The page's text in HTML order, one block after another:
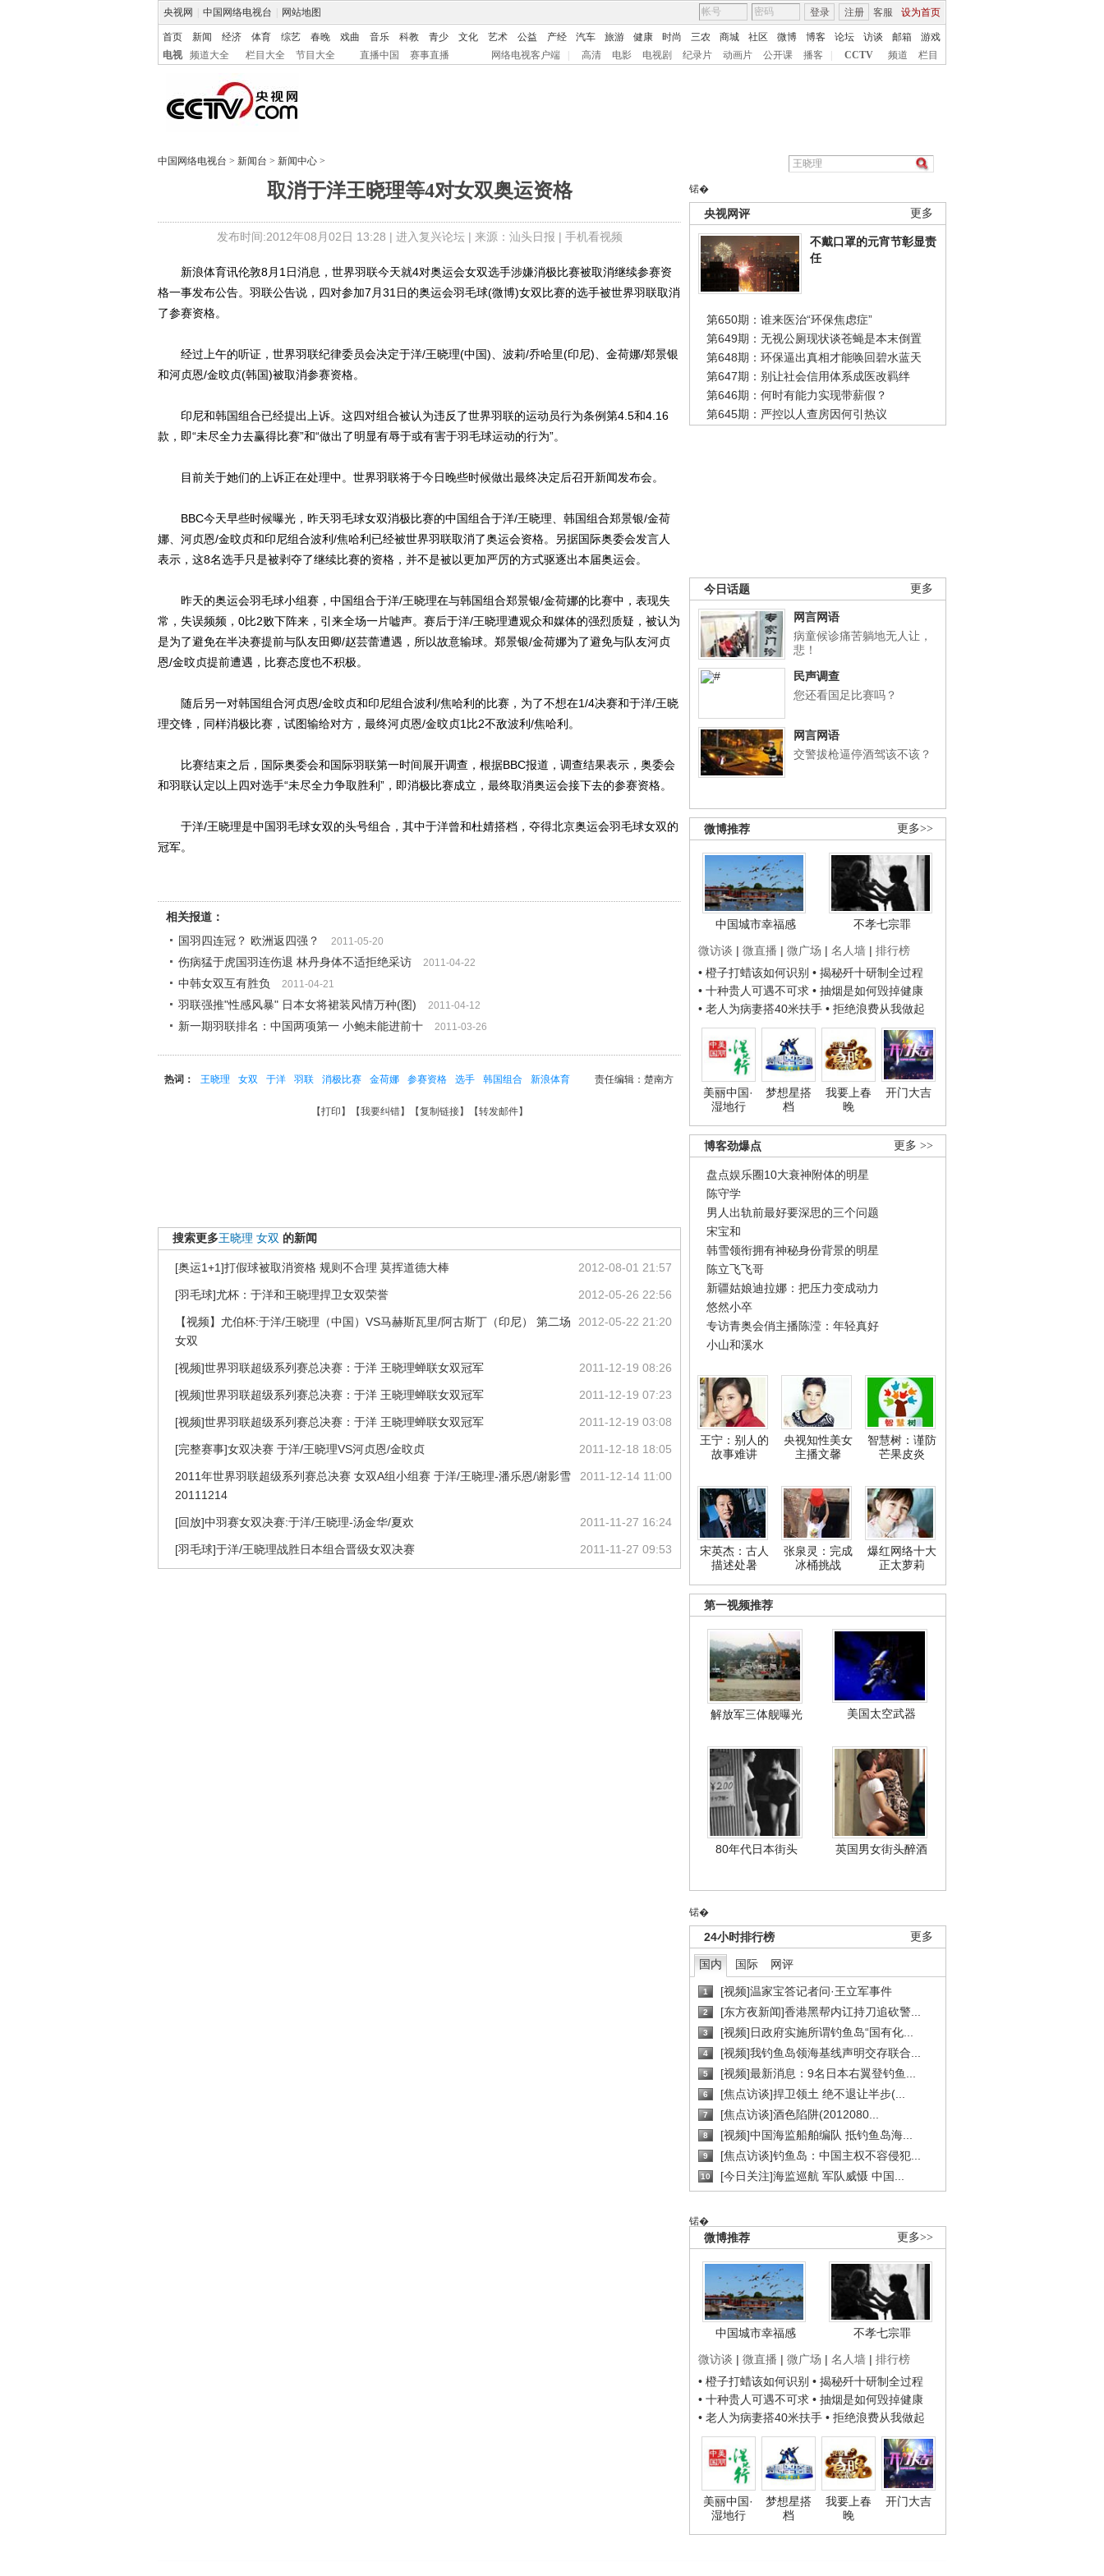
央视网 中国网络电视台 网站地图 客服 设为首页
登录 注册
首页 新闻 经济 体育 综艺 春晚 戏曲 音乐 科教 青少 文化 艺术 公益 产经 汽车 旅游 健康 时尚 三农 商城 社区 微博 博客 论坛 访谈 邮箱
游戏
电视
频道大全 栏目大全 节目大全 直播中国 赛事直播 网络电视客户端 高清 电影 电视剧 纪录片 动画片 公开课 播客 CCTV 频道 栏目
中国网络电视台 > 新闻台 > 新闻中心 >
取消于洋王晓理等4对女双奥运资格
发布时间:2012年08月02日 13:28 | 进入复兴论坛| 来源：汕头日报 | 手机看视频
锘�
更多
央视网评
不戴口罩的元宵节彰显责
任
第650期：谁来医治“环保焦虑症”
第649期：无视公厕现状谈苍蝇是本末倒置
第648期：环保逼出真相才能唤回碧水蓝天
第647期：别让社会信用体系成医改羁绊
第646期：何时有能力实现带薪假？
第645期：严控以人查房因何引热议
更多
今日话题
网言网语
病童候诊痛苦躺地无人让，
悲！
民声调查
您还看国足比赛吗？
网言网语
交警拔枪逼停酒驾该不该？
更多>>
微博推荐
中国城市幸福感
不孝七宗罪
微访谈 | 微直播 | 微广场 | 名人墙 | 排行榜
• 橙子打蜡该如何识别 • 揭秘歼十研制全过程
• 十种贵人可遇不可求 • 抽烟是如何毁掉健康
• 老人为病妻搭40米扶手 • 拒绝浪费从我做起
美丽中国·
湿地行
梦想星搭
档
我要上春
晚
开门大吉
更多 >>
博客劲爆点
盘点娱乐圈10大衰神附体的明星
陈守学
男人出轨前最好要深思的三个问题
宋宝和
韩雪领衔拥有神秘身份背景的明星
陈立飞飞哥
新疆姑娘迪拉娜：把压力变成动力
悠然小卒
专访青奥会俏主播陈滢：年轻真好
小山和溪水
王宁：别人的
故事难讲
央视知性美女
主播文馨
智慧树：谨防
芒果皮炎
宋英杰：古人
描述处暑
张泉灵：完成
冰桶挑战
爆红网络十大
正太萝莉
第一视频推荐
解放军三体舰曝光 美国太空武器
80年代日本街头 英国男女街头醉酒
锘�
更多
24小时排行榜
国内 国际 网评
1 [视频]温家宝答记者问·王立军事件
2 [东方夜新闻]香港黑帮内讧持刀追砍警...
3 [视频]日政府实施所谓钓鱼岛“国有化...
4 [视频]我钓鱼岛领海基线声明交存联合...
5 [视频]最新消息：9名日本右翼登钓鱼...
6 [焦点访谈]捍卫领土 绝不退让半步(...
7 [焦点访谈]酒色陷阱(2012080...
8 [视频]中国海监船舶编队 抵钓鱼岛海...
9 [焦点访谈]钓鱼岛：中国主权不容侵犯...
10 [今日关注]海监巡航 军队威慑 中国...
锘�
更多>>
微博推荐
中国城市幸福感
不孝七宗罪
微访谈 | 微直播 | 微广场 | 名人墙 | 排行榜
• 橙子打蜡该如何识别 • 揭秘歼十研制全过程
• 十种贵人可遇不可求 • 抽烟是如何毁掉健康
• 老人为病妻搭40米扶手 • 拒绝浪费从我做起
美丽中国·
湿地行
梦想星搭
档
我要上春
晚
开门大吉
新浪体育讯伦敦8月1日消息，世界羽联今天就4对奥运会女双选手涉嫌消极比赛被取消继续参赛资
格一事发布公告。羽联公告说，四对参加7月31日的奥运会羽毛球(微博)女双比赛的选手被世界羽联取消
了参赛资格。
经过上午的听证，世界羽联纪律委员会决定于洋/王晓理(中国)、波莉/乔哈里(印尼)、金荷娜/郑景银
和河贞恩/金旼贞(韩国)被取消参赛资格。
印尼和韩国组合已经提出上诉。这四对组合被认为违反了世界羽联的运动员行为条例第4.5和4.16
款，即“未尽全力去赢得比赛”和“做出了明显有辱于或有害于羽毛球运动的行为”。
目前关于她们的上诉正在处理中。世界羽联将于今日晚些时候做出最终决定后召开新闻发布会。
BBC今天早些时候曝光，昨天羽毛球女双消极比赛的中国组合于洋/王晓理、韩国组合郑景银/金荷
娜、河贞恩/金旼贞和印尼组合波利/焦哈利已经被世界羽联取消了奥运会资格。另据国际奥委会发言人
表示，这8名选手只是被剥夺了继续比赛的资格，并不是被以更加严厉的方式驱逐出本届奥运会。
昨天的奥运会羽毛球小组赛，中国组合于洋/王晓理在与韩国组合郑景银/金荷娜的比赛中，表现失
常，失误频频，0比2败下阵来，引来全场一片嘘声。赛后于洋/王晓理遭观众和媒体的强烈质疑，被认为
是为了避免在半决赛提前与队友田卿/赵芸蕾遭遇，所以故意输球。郑景银/金荷娜为了避免与队友河贞
恩/金旼贞提前遭遇，比赛态度也不积极。
随后另一对韩国组合河贞恩/金旼贞和印尼组合波利/焦哈利的比赛，为了不想在1/4决赛和于洋/王晓
理交锋，同样消极比赛，试图输给对方，最终河贞恩/金旼贞1比2不敌波利/焦哈利。
比赛结束之后，国际奥委会和国际羽联第一时间展开调查，根据BBC报道，调查结果表示，奥委会
和羽联认定以上四对选手“未尽全力争取胜利”，即消极比赛成立，最终取消奥运会接下去的参赛资格。
于洋/王晓理是中国羽毛球女双的头号组合，其中于洋曾和杜婧搭档，夺得北京奥运会羽毛球女双的
冠军。
相关报道：
国羽四连冠？ 欧洲返四强？
2011-05-20
伤病猛于虎国羽连伤退 林丹身体不适拒绝采访 2011-04-22
中韩女双互有胜负 2011-04-21
羽联强推"性感风暴" 日本女将裙装风情万种(图) 2011-04-12
新一期羽联排名：中国两项第一 小鲍未能进前十 2011-03-26
责任编辑：楚南方
热词： 王晓理 女双 于洋 羽联 消极比赛 金荷娜 参赛资格 选手 韩国组合 新浪体育
【打印 】【我要纠错】【复制链接】【转发邮件】
搜索更多王晓理 女双 的新闻
2012-08-01 21:57
[奥运1+1]打假球被取消资格 规则不合理 莫挥道德大棒
2012-05-26 22:56
[羽毛球]尤杯：于洋和王晓理捍卫女双荣誉
2012-05-22 21:20
【视频】尤伯杯:于洋/王晓理（中国）VS马赫斯瓦里/阿古斯丁（印尼） 第二场
女双
2011-12-19 08:26
[视频]世界羽联超级系列赛总决赛：于洋 王晓理蝉联女双冠军
2011-12-19 07:23
[视频]世界羽联超级系列赛总决赛：于洋 王晓理蝉联女双冠军
2011-12-19 03:08
[视频]世界羽联超级系列赛总决赛：于洋 王晓理蝉联女双冠军
2011-12-18 18:05
[完整赛事]女双决赛 于洋/王晓理VS河贞恩/金旼贞
2011-12-14 11:00
2011年世界羽联超级系列赛总决赛 女双A组小组赛 于洋/王晓理-潘乐恩/谢影雪
20111214
2011-11-27 16:24
[回放]中羽赛女双决赛:于洋/王晓理-汤金华/夏欢
2011-11-27 09:53
[羽毛球]于洋/王晓理战胜日本组合晋级女双决赛